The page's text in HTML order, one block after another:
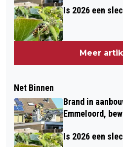
Is 2026 een
Meer
Net Binnen
Brand in
Emmeloord,
Is 2026 een